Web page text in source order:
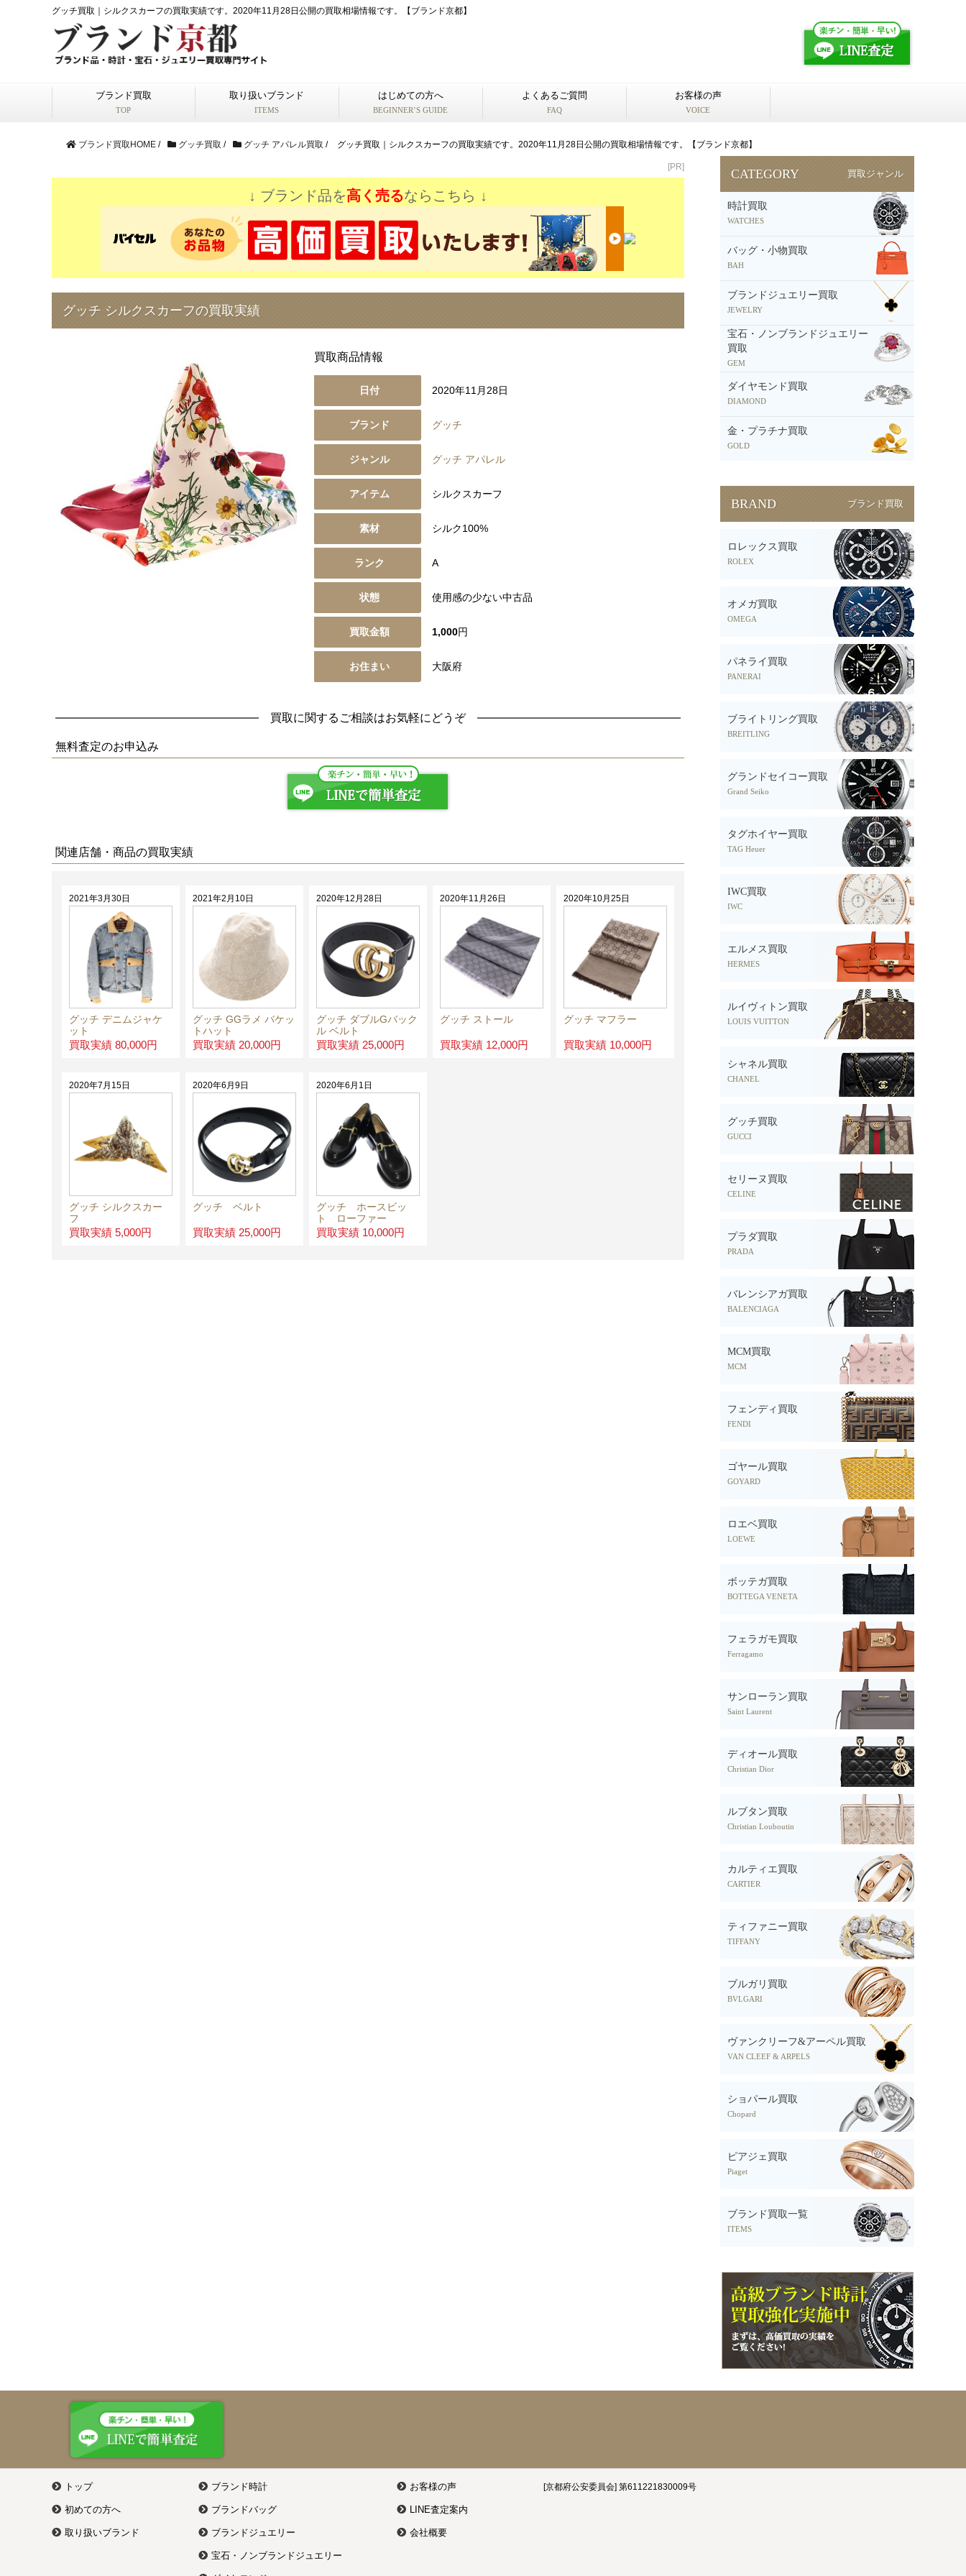
グッチ買取｜シルクスカーフの買取実績です。2020年11月28日公開の買取相場情報です。【ブランド京都】
ブランド買取
TOP
取り扱いブランド
ITEMS
はじめての方へ
BEGINNER’S GUIDE
よくあるご質問
FAQ
お客様の声
VOICE
ブランド買取HOME / グッチ買取 / グッチ アパレル買取 / グッチ買取｜シルクスカーフの買取実績です。2020年11月28日公開の買取相場情報です。【ブランド京都】
[PR]
↓ ブランド品を高く売るならこちら ↓
グッチ シルクスカーフの買取実績
買取商品情報
日付 2020年11月28日
ブランド グッチ
ジャンル グッチ アパレル
アイテム シルクスカーフ
素材 シルク100%
ランク A
状態 使用感の少ない中古品
買取金額 1,000円
お住まい 大阪府
買取に関するご相談はお気軽にどうぞ
無料査定のお申込み
関連店舗・商品の買取実績
2021年3月30日
グッチ デニムジャケ
ット
買取実績 80,000円
2021年2月10日
グッチ GGラメ バケッ
トハット
買取実績 20,000円
2020年12月28日
グッチ ダブルGバック
ル ベルト
買取実績 25,000円
2020年11月26日
グッチ ストール
買取実績 12,000円
2020年10月25日
グッチ マフラー
買取実績 10,000円
2020年7月15日
グッチ シルクスカー
フ
買取実績 5,000円
2020年6月9日
グッチ ベルト
買取実績 25,000円
2020年6月1日
グッチ ホースビッ
ト ローファー
買取実績 10,000円
CATEGORY 買取ジャンル
時計買取
WATCHES
バッグ・小物買取
BAH
ブランドジュエリー買取
JEWELRY
宝石・ノンブランドジュエリー
買取
GEM
ダイヤモンド買取
DIAMOND
金・プラチナ買取
GOLD
BRAND ブランド買取
ロレックス買取
ROLEX
オメガ買取
OMEGA
パネライ買取
PANERAI
ブライトリング買取
BREITLING
グランドセイコー買取
Grand Seiko
タグホイヤー買取
TAG Heuer
IWC買取
IWC
エルメス買取
HERMES
ルイヴィトン買取
LOUIS VUITTON
シャネル買取
CHANEL
グッチ買取
GUCCI
セリーヌ買取
CELINE
プラダ買取
PRADA
バレンシアガ買取
BALENCIAGA
MCM買取
MCM
フェンディ買取
FENDI
ゴヤール買取
GOYARD
ロエベ買取
LOEWE
ボッテガ買取
BOTTEGA VENETA
フェラガモ買取
Ferragamo
サンローラン買取
Saint Laurent
ディオール買取
Christian Dior
ルブタン買取
Christian Louboutin
カルティエ買取
CARTIER
ティファニー買取
TIFFANY
ブルガリ買取
BVLGARI
ヴァンクリーフ&アーペル買取
VAN CLEEF & ARPELS
ショパール買取
Chopard
ピアジェ買取
Piaget
ブランド買取一覧
ITEMS
トップ
初めての方へ
取り扱いブランド
ブランド時計
ブランドバッグ
ブランドジュエリー
宝石・ノンブランドジュエリー
お客様の声
LINE査定案内
会社概要
[京都府公安委員会] 第611221830009号